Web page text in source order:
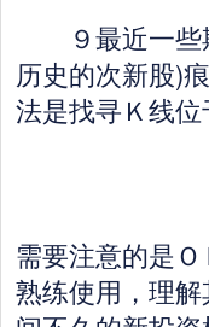
９最近一些
历史的次新股)
法是找寻Ｋ线
需要注意的是
熟练使用，理